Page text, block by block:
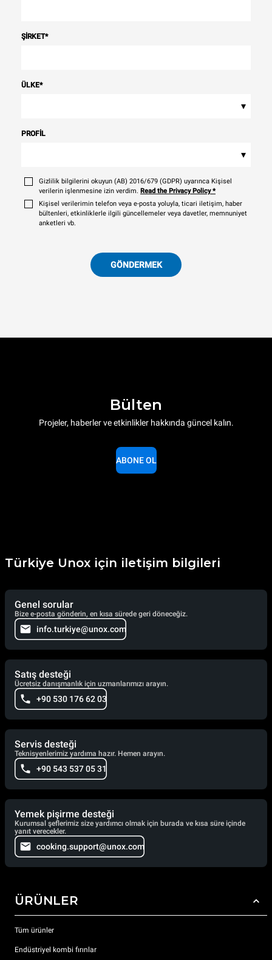
ŞIRKET*
ÜLKE*
▾
PROFIL
▾
Gizlilik bilgilerini okuyun (AB) 2016/679 (GDPR) uyarınca Kişisel
verilerin işlenmesine izin verdim. Read the Privacy Policy*
Kişisel verilerimin telefon veya e-posta yoluyla, ticari iletişim, haber
bültenleri, etkinliklerle ilgili güncellemeler veya davetler, memnuniyet
anketleri vb.
GÖNDERMEK
Bülten
Projeler, haberler ve etkinlikler hakkında güncel kalın.
ABONE OL
Türkiye Unox için iletişim bilgileri
Genel sorular
Bize e-posta gönderin, en kısa sürede geri döneceğiz.
info.turkiye@unox.com
Satış desteği
Ücretsiz danışmanlık için uzmanlarımızı arayın.
+90 530 176 62 03
Servis desteği
Teknisyenlerimiz yardıma hazır. Hemen arayın.
+90 543 537 05 31
Yemek pişirme desteği
Kurumsal şeflerimiz size yardımcı olmak için burada ve kısa süre içinde
yanıt verecekler.
cooking.support@unox.com
ÜRÜNLER
Tüm ürünler
Endüstriyel kombi fırınlar